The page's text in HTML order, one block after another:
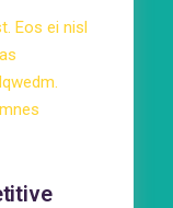
Eos ei nisl